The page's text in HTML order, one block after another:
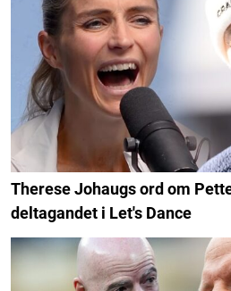
Therese Johaugs ord om
deltagandet i Let's Dance